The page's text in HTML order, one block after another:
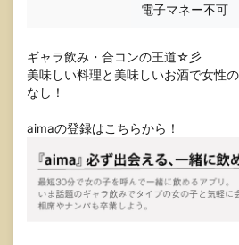
電子マネー不可
ギャラ飲み・合コンの王道☆彡
美味しい料理と美味しいお酒で女性
なし！
aimaの登録はこちらから！